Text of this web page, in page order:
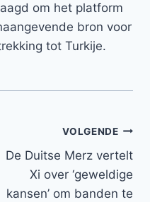
om het platform
bron voor
tot Turkije.
VOLGENDE
De Duitse Merz vertelt
Xi over ‘geweldige
kansen’ om banden te